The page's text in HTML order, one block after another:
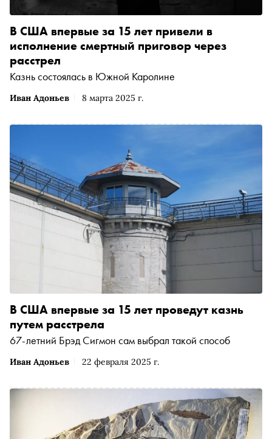
Иван Адоньев 8 марта 2025 г.
В США впервые за 15 лет привели в
исполнение смертный приговор через
расстрел
Казнь состоялась в Южной Каролине
Иван Адоньев 22 февраля 2025 г.
В США впервые за 15 лет проведут казнь
путем расстрела
67-летний Брэд Сигмон сам выбрал такой способ